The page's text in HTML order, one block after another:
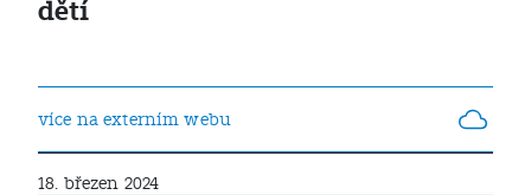
dětí
více na externím webu
18. březen 2024